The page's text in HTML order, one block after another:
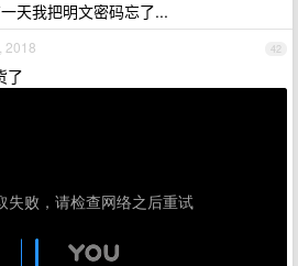
天我把明文密码忘了...
42
2018
了